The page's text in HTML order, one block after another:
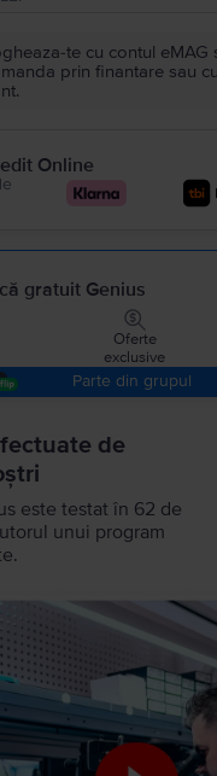
te cu contul eMAG
prin finantare sau
Online
gratuit Genius
Oferte
exclusive
Parte din grupul
de
este testat în 62 de
unui program